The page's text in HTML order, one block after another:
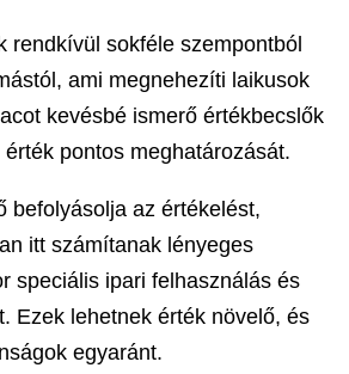
rendkívül sokféle szempontból
ami megnehezíti laikusok
kevésbé ismerő értékbecslők
pontos meghatározását.
befolyásolja az értékelést,
itt számítanak lényeges
speciális ipari felhasználás és
Ezek lehetnek érték növelő, és
egyaránt.